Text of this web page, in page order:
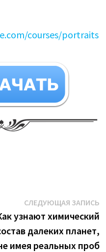
courses/portraits
СЛЕДУЮЩАЯ ЗАПИСЬ
узнают химический
далеких планет,
имея реальных проб